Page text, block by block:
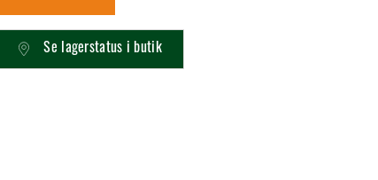
Se lagerstatus i butik